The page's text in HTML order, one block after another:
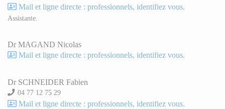
Mail et ligne directe : professionnels, identifiez vous.
Assistante.
Dr MAGAND Nicolas
Mail et ligne directe : professionnels, identifiez vous.
Dr SCHNEIDER Fabien
04 77 12 75 29
Mail et ligne directe : professionnels, identifiez vous.